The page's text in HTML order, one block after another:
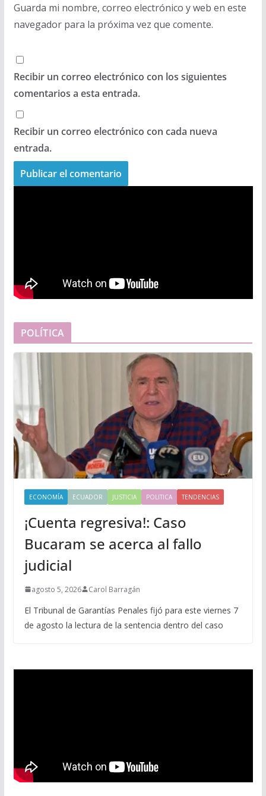
Guarda mi nombre, correo electrónico y web en este
navegador para la próxima vez que comente.
Recibir un correo electrónico con los siguientes
comentarios a esta entrada.
Recibir un correo electrónico con cada nueva
entrada.
POLÍTICA
ECONOMÍA ECUADOR JUSTICIA POLITICA TENDENCIAS
¡Cuenta regresiva!: Caso
Bucaram se acerca al fallo
judicial
agosto 5, 2026 Carol Barragán
El Tribunal de Garantías Penales fijó para este viernes 7
de agosto la lectura de la sentencia dentro del caso